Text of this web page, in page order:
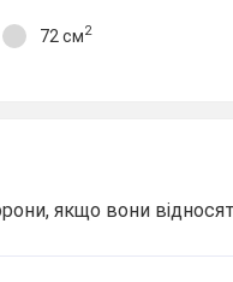
72 см2
якщо вони